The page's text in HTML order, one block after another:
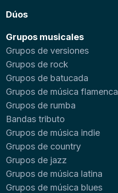
Dúos
Grupos musicales
Grupos de versiones
Grupos de rock
Grupos de batucada
Grupos de música flamenca
Grupos de rumba
Bandas tributo
Grupos de música indie
Grupos de country
Grupos de jazz
Grupos de música latina
Grupos de música blues